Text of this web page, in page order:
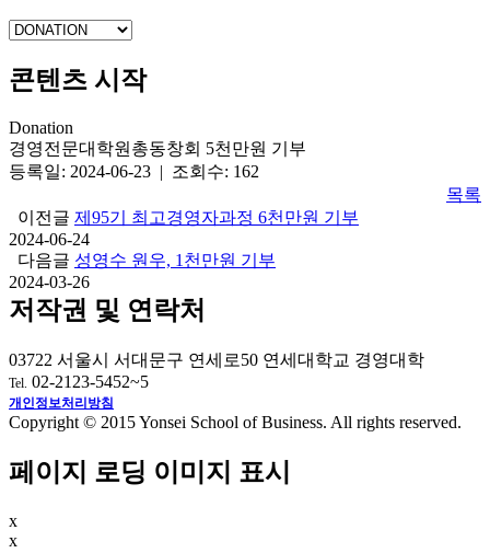
콘텐츠 시작
Donation
경영전문대학원총동창회 5천만원 기부
등록일: 2024-06-23 | 조회수: 162
목록
이전글 제95기 최고경영자과정 6천만원 기부
2024-06-24
다음글 성영수 원우, 1천만원 기부
2024-03-26
저작권 및 연락처
03722 서울시 서대문구 연세로50 연세대학교 경영대학
Tel. 02-2123-5452~5
개인정보처리방침
Copyright © 2015 Yonsei School of Business. All rights reserved.
페이지 로딩 이미지 표시
x
x